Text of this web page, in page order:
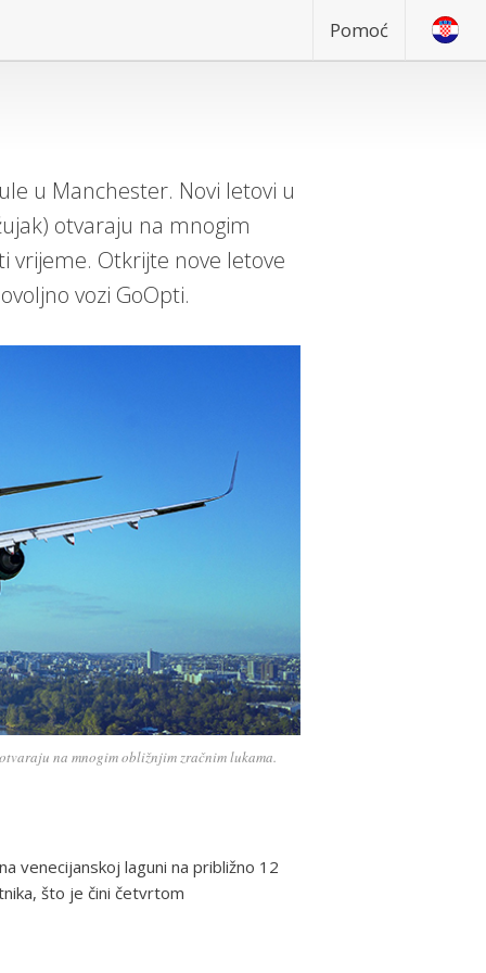
Pomoć
u Manchester. Novi letovi u
otvaraju na mnogim
vrijeme. Otkrijte nove letove
vozi GoOpti.
na mnogim obližnjim zračnim lukama.
venecijanskoj laguni na približno 12
što je čini četvrtom